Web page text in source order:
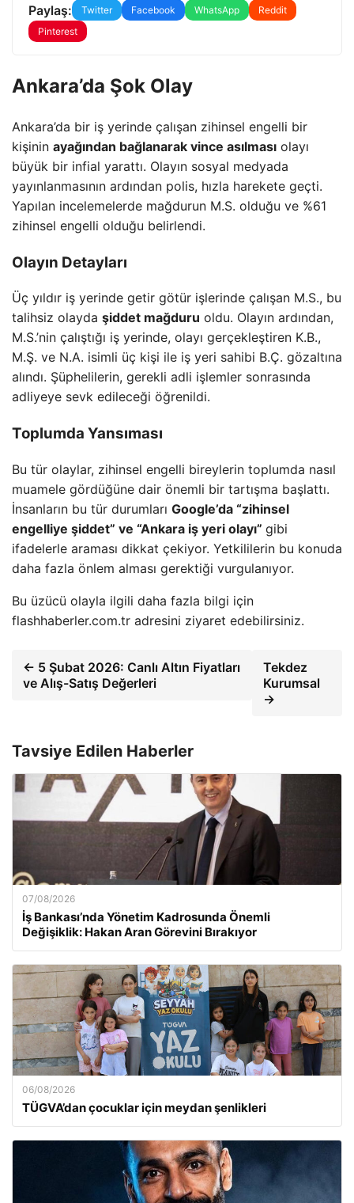
Paylaş: Twitter Facebook WhatsApp
Reddit
Pinterest
Ankara’da Şok Olay
Ankara’da bir iş yerinde çalışan zihinsel engelli bir
kişinin ayağından bağlanarak vince asılması olayı
büyük bir infial yarattı. Olayın sosyal medyada
yayınlanmasının ardından polis, hızla harekete geçti.
Yapılan incelemelerde mağdurun M.S. olduğu ve %61
zihinsel engelli olduğu belirlendi.
Olayın Detayları
Üç yıldır iş yerinde getir götür işlerinde çalışan M.S., bu
talihsiz olayda şiddet mağduru oldu. Olayın ardından,
M.S.’nin çalıştığı iş yerinde, olayı gerçekleştiren K.B.,
M.Ş. ve N.A. isimli üç kişi ile iş yeri sahibi B.Ç. gözaltına
alındı. Şüphelilerin, gerekli adli işlemler sonrasında
adliyeye sevk edileceği öğrenildi.
Toplumda Yansıması
Bu tür olaylar, zihinsel engelli bireylerin toplumda nasıl
muamele gördüğüne dair önemli bir tartışma başlattı.
İnsanların bu tür durumları Google’da “zihinsel
engelliye şiddet” ve “Ankara iş yeri olayı” gibi
ifadelerle araması dikkat çekiyor. Yetkililerin bu konuda
daha fazla önlem alması gerektiği vurgulanıyor.
Bu üzücü olayla ilgili daha fazla bilgi için
flashhaberler.com.tr adresini ziyaret edebilirsiniz.
← 5 Şubat 2026: Canlı Altın Fiyatları
ve Alış-Satış Değerleri
Tekdez
Kurumsal
→
Tavsiye Edilen Haberler
07/08/2026
İş Bankası’nda Yönetim Kadrosunda Önemli
Değişiklik: Hakan Aran Görevini Bırakıyor
06/08/2026
TÜGVA’dan çocuklar için meydan şenlikleri